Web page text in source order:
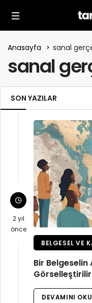
Anasayfa sanal
sanal
SON YAZILAR
2 yıl
önce
BELGESEL VE
Bir Belgeselin
Görselleştirilir
DEVAMINI OKU